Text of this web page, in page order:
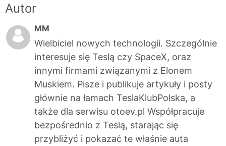
Autor
MM
Wielbiciel nowych technologii. Szczególnie
interesuje się Teslą czy SpaceX, oraz
innymi firmami związanymi z Elonem
Muskiem. Pisze i publikuje artykuły i posty
głównie na łamach TeslaKlubPolska, a
także dla serwisu otoev.pl Współpracuje
bezpośrednio z Teslą, starając się
przybliżyć i pokazać te właśnie auta